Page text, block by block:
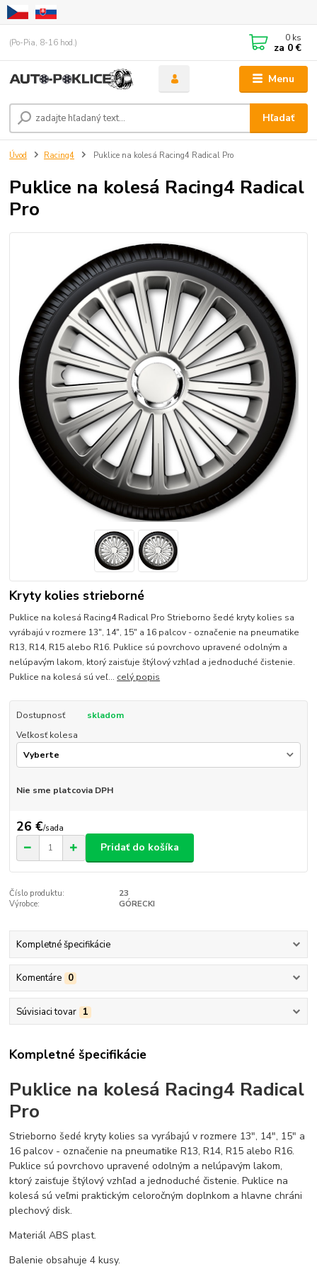
Menu
Hľadať
(Po-Pia, 8-16 hod.) 0 ks
za 0 €
Úvod Racing4 Puklice na kolesá Racing4 Radical Pro
Puklice na kolesá Racing4 Radical
Pro
Kryty kolies strieborné
Puklice na kolesá Racing4 Radical Pro Strieborno šedé kryty kolies sa
vyrábajú v rozmere 13", 14", 15" a 16 palcov - označenie na pneumatike
R13, R14, R15 alebo R16. Puklice sú povrchovo upravené odolným a
nelúpavým lakom, ktorý zaisťuje štýlový vzhľad a jednoduché čistenie.
Puklice na kolesá sú veľ... celý popis
Dostupnosť
skladom
Veľkosť kolesa
Nie sme platcovia DPH
26 €/sada
Pridať do košíka
Číslo produktu:
23
Výrobce:
GÓRECKI
Kompletné špecifikácie
Komentáre 0
Súvisiaci tovar 1
Kompletné špecifikácie
Puklice na kolesá Racing4 Radical
Pro
Strieborno šedé kryty kolies sa vyrábajú v rozmere 13", 14", 15" a
16 palcov - označenie na pneumatike R13, R14, R15 alebo R16.
Puklice sú povrchovo upravené odolným a nelúpavým lakom,
ktorý zaisťuje štýlový vzhľad a jednoduché čistenie. Puklice na
kolesá sú veľmi praktickým celoročným doplnkom a hlavne chráni
plechový disk.
Materiál ABS plast.
Balenie obsahuje 4 kusy.